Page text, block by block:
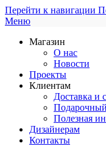
Перейти к навигации
Меню
Магазин
О нас
Новости
Проекты
Клиентам
Доставка и
Полезная
Дизайнерам
Контакты